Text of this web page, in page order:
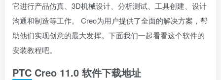
它进行产品仿真、3D机械设计、分析测试、工具创建、设计
沟通和制造等工作。 Creo为用户提供了全面的解决方案，帮
助他们实现创意的最大发挥。下面我们一起看看这个软件的
安装教程吧。
PTC Creo 11.0 软件下载地址